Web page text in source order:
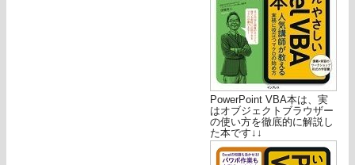
PowerPoint VBA本は、実
はオブジェクトブラウザー
の使い方を徹底的に解説し
た本です↓↓